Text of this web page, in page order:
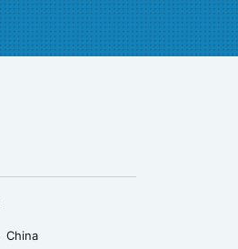
China